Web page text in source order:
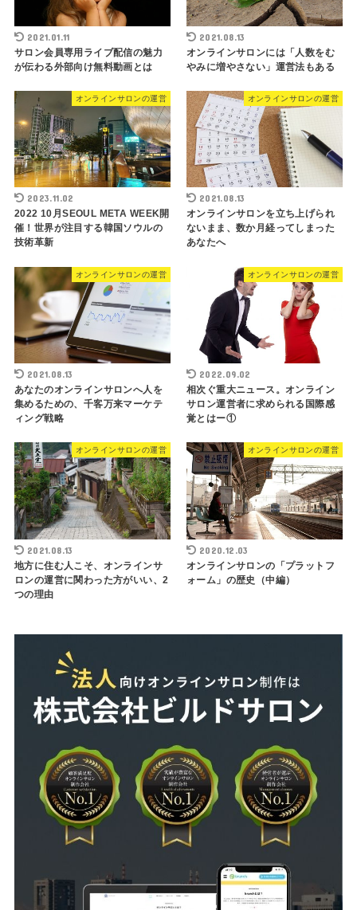
2021.01.11
サロン会員専用ライブ配信の魅力
が伝わる外部向け無料動画とは
2021.08.13
オンラインサロンには「人数をむ
やみに増やさない」運営法もある
オンラインサロンの運営
2023.11.02
2022 10月SEOUL META WEEK開
催！世界が注目する韓国ソウルの
技術革新
オンラインサロンの運営
2021.08.13
オンラインサロンを立ち上げられ
ないまま、数か月経ってしまった
あなたへ
オンラインサロンの運営
2021.08.13
あなたのオンラインサロンへ人を
集めるための、千客万来マーケテ
ィング戦略
オンラインサロンの運営
2022.09.02
相次ぐ重大ニュース。オンライン
サロン運営者に求められる国際感
覚とはー①
オンラインサロンの運営
2021.08.13
地方に住む人こそ、オンラインサ
ロンの運営に関わった方がいい、2
つの理由
オンラインサロンの運営
2020.12.03
オンラインサロンの「プラットフ
ォーム」の歴史（中編）